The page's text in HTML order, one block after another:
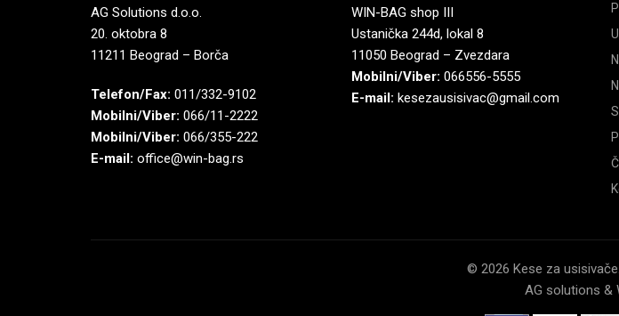
AG Solutions d.o.o.
20. oktobra 8
11211 Beograd – Borča
Telefon/Fax: 011/332-9102
Mobilni/Viber: 066/11-2222
Mobilni/Viber: 066/355-222
E-mail: office@win-bag.rs
WIN-BAG shop III
Ustanička 244d, lokal 8
11050 Beograd – Zvezdara
Mobilni/Viber: 066556-5555
E-mail: kesezausisivac@gmail.com
© 2026 Kese za
AG solutions &